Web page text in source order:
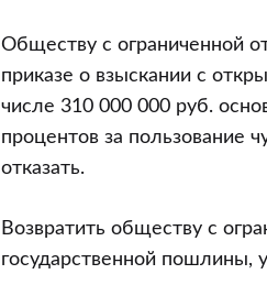
Обществу с ограниченной
приказе о взыскании с
числе 310 000 000 руб.
процентов за пользование
отказать.
Возвратить обществу с
государственной пошлины,